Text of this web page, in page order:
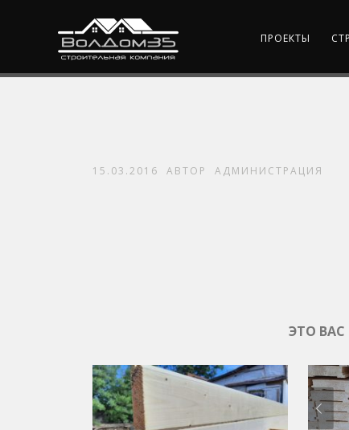
ПРОЕКТЫ
15.03.2016 АВТОР АДМИНИСТРАЦИЯ
ЭТО